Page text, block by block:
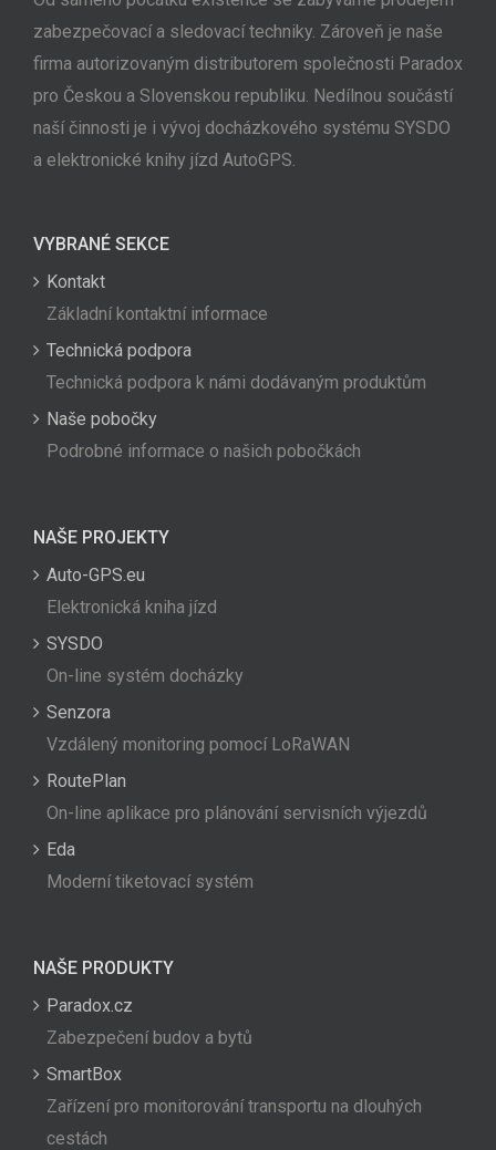
zabezpečovací a sledovací techniky. Zároveň je naše
firma autorizovaným distributorem společnosti Paradox
pro Českou a Slovenskou republiku. Nedílnou součástí
naší činnosti je i vývoj docházkového systému SYSDO
a elektronické knihy jízd AutoGPS.
VYBRANÉ SEKCE
Kontakt
Základní kontaktní informace
Technická podpora
Technická podpora k námi dodávaným produktům
Naše pobočky
Podrobné informace o našich pobočkách
NAŠE PROJEKTY
Auto-GPS.eu
Elektronická kniha jízd
SYSDO
On-line systém docházky
Senzora
Vzdálený monitoring pomocí LoRaWAN
RoutePlan
On-line aplikace pro plánování servisních výjezdů
Eda
Moderní tiketovací systém
NAŠE PRODUKTY
Paradox.cz
Zabezpečení budov a bytů
SmartBox
Zařízení pro monitorování transportu na dlouhých
cestách